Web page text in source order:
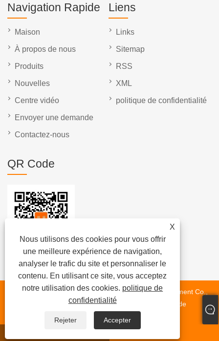
X
Nous utilisons des cookies pour vous offrir
une meilleure expérience de navigation,
analyser le trafic du site et personnaliser le
contenu. En utilisant ce site, vous acceptez
notre utilisation des cookies. politique de
confidentialité
Rejeter Accepter
Navigation Rapide
Maison
À propos de nous
Produits
Nouvelles
Centre vidéo
Envoyer une demande
Contactez-nous
Liens
Links
Sitemap
RSS
XML
politique de confidentialité
QR Code
Copyright © 2022 Suzhou SHUAIRUI Automation Equipment Co.,
LTD Ligne de production de moteurs sans balais, unité de
production de stator sans balais Tous droits réservés